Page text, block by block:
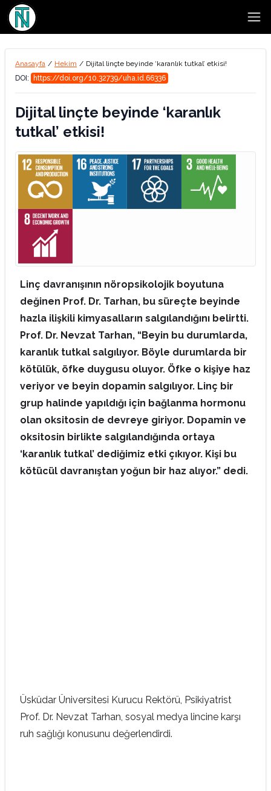
Anasayfa / Hekim / Dijital linçte beyinde ‘karanlık tutkal’ etkisi!
DOI:
https://doi.org/10.32739/uha.id.66336
Dijital linçte beyinde ‘karanlık
tutkal’ etkisi!
Linç davranışının nöropsikolojik boyutuna
değinen Prof. Dr. Tarhan, bu süreçte beyinde
hazla ilişkili kimyasalların salgılandığını belirtti.
Prof. Dr. Nevzat Tarhan, “Beyin bu durumlarda,
karanlık tutkal salgılıyor. Böyle durumlarda bir
kötülük, öfke duygusu oluyor. Öfke o kişiye haz
veriyor ve beyin dopamin salgılıyor. Linç bir
grup halinde yapıldığı için bağlanma hormonu
olan oksitosin de devreye giriyor. Dopamin ve
oksitosin birlikte salgılandığında ortaya
‘karanlık tutkal’ dediğimiz etki çıkıyor. Kişi bu
kötücül davranıştan yoğun bir haz alıyor.” dedi.
Üsküdar Üniversitesi Kurucu Rektörü, Psikiyatrist
Prof. Dr. Nevzat Tarhan, sosyal medya lincine karşı
ruh sağlığı konusunu değerlendirdi.